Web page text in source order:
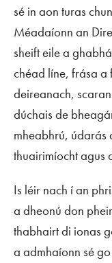
sé in aon turas
Méadaíonn an
sheift eile a
chéad líne, frása a
deireanach,
dúchais de
mheabhrú, údarás
thuairimíocht agus
Is léir nach í an
a dheonú don
thabhairt di ionas
a admhaíonn sé